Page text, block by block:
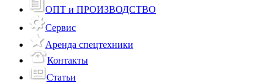
ОПТ и ПРОИЗВОДСТВО
Сервис
Аренда спецтехники
Контакты
Статьи